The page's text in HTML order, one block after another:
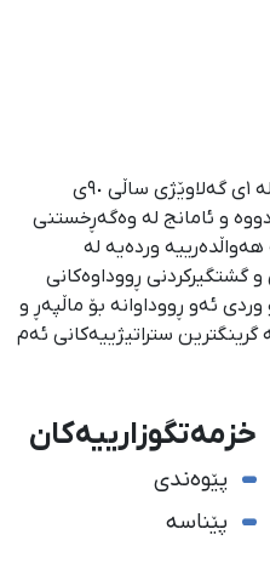
ئاژانسی هەواڵدەریی کوردستان، لە ١ی گەلاوێژی ساڵی ٩٠ی
و ئامانج لە وەگەڕخستنی
هەواڵدەرییە وردەیە لە
ڕووداوەكانی
ئەو ڕووداوانە بۆ ماڵپەڕ و
گرینگترین ستراتیژییەكانی ئەم
خزمەتگوزارییەکان
پێوەندی
پێناسە